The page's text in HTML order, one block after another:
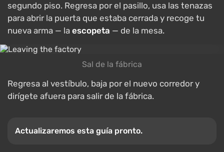
segundo piso. Regresa por el pasillo, usa las tenazas
para abrir la puerta que estaba cerrada y recoge tu
nueva arma — la escopeta — de la mesa.
Sal de la fábrica
Regresa al vestíbulo, baja por el nuevo corredor y
dirígete afuera para salir de la fábrica.
Actualizaremos esta guía pronto.